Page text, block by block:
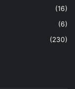
(16)
(6)
(230)